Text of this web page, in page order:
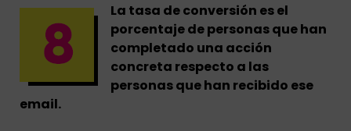
La tasa de conversión es el
porcentaje de personas que han
completado una acción
concreta respecto a las
personas que han recibido ese
email.